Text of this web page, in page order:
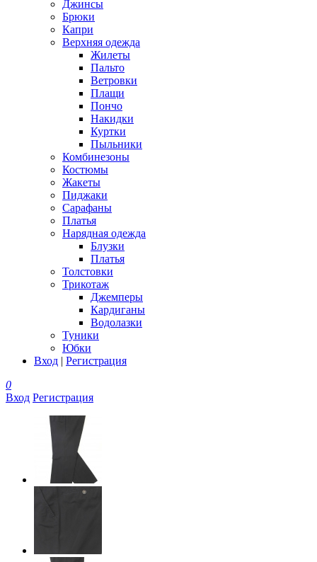
Джинсы
Брюки
Капри
Верхняя одежда
Жилеты
Пальто
Ветровки
Плащи
Пончо
Накидки
Куртки
Пыльники
Комбинезоны
Костюмы
Жакеты
Пиджаки
Сарафаны
Платья
Нарядная одежда
Блузки
Платья
Толстовки
Трикотаж
Джемперы
Кардиганы
Водолазки
Туники
Юбки
Вход | Регистрация
0
Вход Регистрация